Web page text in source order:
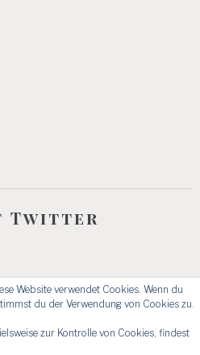
Twitter
Website verwendet Cookies. Wenn du
du der Verwendung von Cookies zu.
zur Kontrolle von Cookies, findest